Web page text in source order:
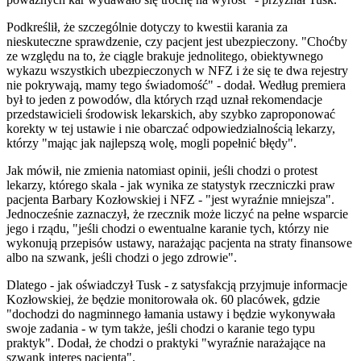
Podkreślił, że szczególnie dotyczy to kwestii karania za
nieskuteczne sprawdzenie, czy pacjent jest ubezpieczony. "Choćby
ze względu na to, że ciągle brakuje jednolitego, obiektywnego
wykazu wszystkich ubezpieczonych w NFZ i że się te dwa rejestry
nie pokrywają, mamy tego świadomość" - dodał. Według premiera
był to jeden z powodów, dla których rząd uznał rekomendacje
przedstawicieli środowisk lekarskich, aby szybko zaproponować
korekty w tej ustawie i nie obarczać odpowiedzialnością lekarzy,
którzy "mając jak najlepszą wolę, mogli popełnić błędy".
Jak mówił, nie zmienia natomiast opinii, jeśli chodzi o protest
lekarzy, którego skala - jak wynika ze statystyk rzeczniczki praw
pacjenta Barbary Kozłowskiej i NFZ - "jest wyraźnie mniejsza".
Jednocześnie zaznaczył, że rzecznik może liczyć na pełne wsparcie
jego i rządu, "jeśli chodzi o ewentualne karanie tych, którzy nie
wykonują przepisów ustawy, narażając pacjenta na straty finansowe
albo na szwank, jeśli chodzi o jego zdrowie".
Dlatego - jak oświadczył Tusk - z satysfakcją przyjmuje informacje
Kozłowskiej, że będzie monitorowała ok. 60 placówek, gdzie
"dochodzi do nagminnego łamania ustawy i będzie wykonywała
swoje zadania - w tym także, jeśli chodzi o karanie tego typu
praktyk". Dodał, że chodzi o praktyki "wyraźnie narażające na
szwank interes pacjenta".